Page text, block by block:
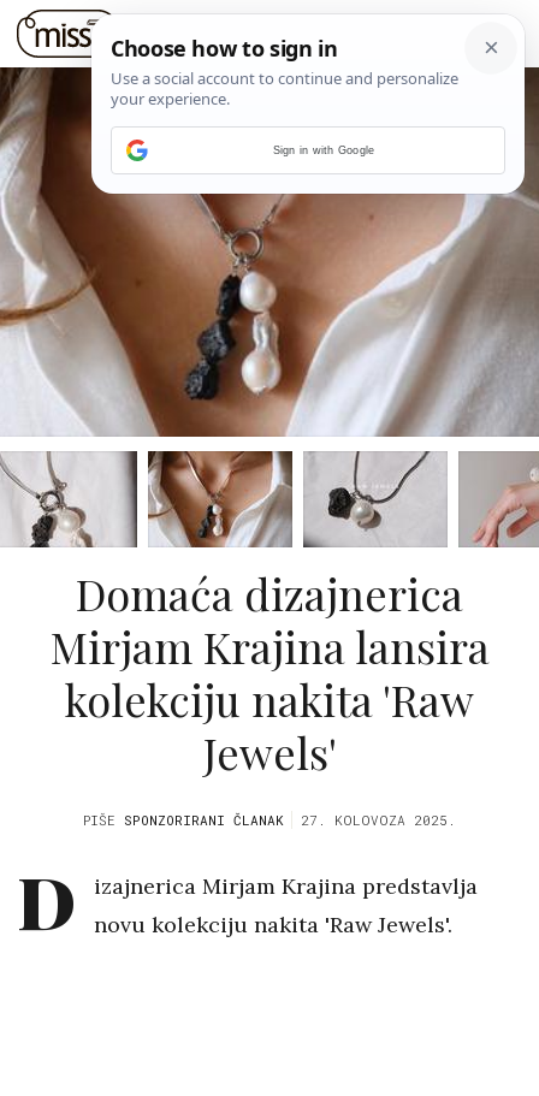
Domaća dizajnerica
Mirjam Krajina lansira
kolekciju nakita 'Raw
Jewels'
PIŠE SPONZORIRANI ČLANAK 27. KOLOVOZA 2025.
D
izajnerica Mirjam Krajina predstavlja
novu kolekciju nakita 'Raw Jewels'.
Sign in with Google